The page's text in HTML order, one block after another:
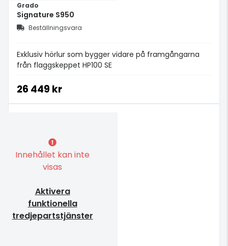
Grado
Signature S950
Beställningsvara
Exklusiv hörlur som bygger vidare på framgångarna
från flaggskeppet HP100 SE
26 449 kr
Innehållet kan inte
visas
Aktivera
funktionella
tredjepartstjänster